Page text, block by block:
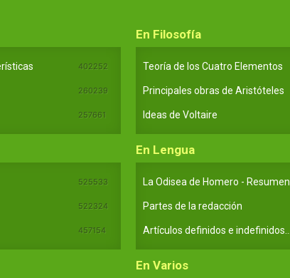
402252
260239
257661
En Filosofía
Teoría de los Cuatro Elementos
Principales obras de Aristóteles
Ideas de Voltaire
525533
522324
457154
En Lengua
La Odisea de Homero - Resumen
Partes de la redacción
Artículos definidos e indefinidos...
En Varios